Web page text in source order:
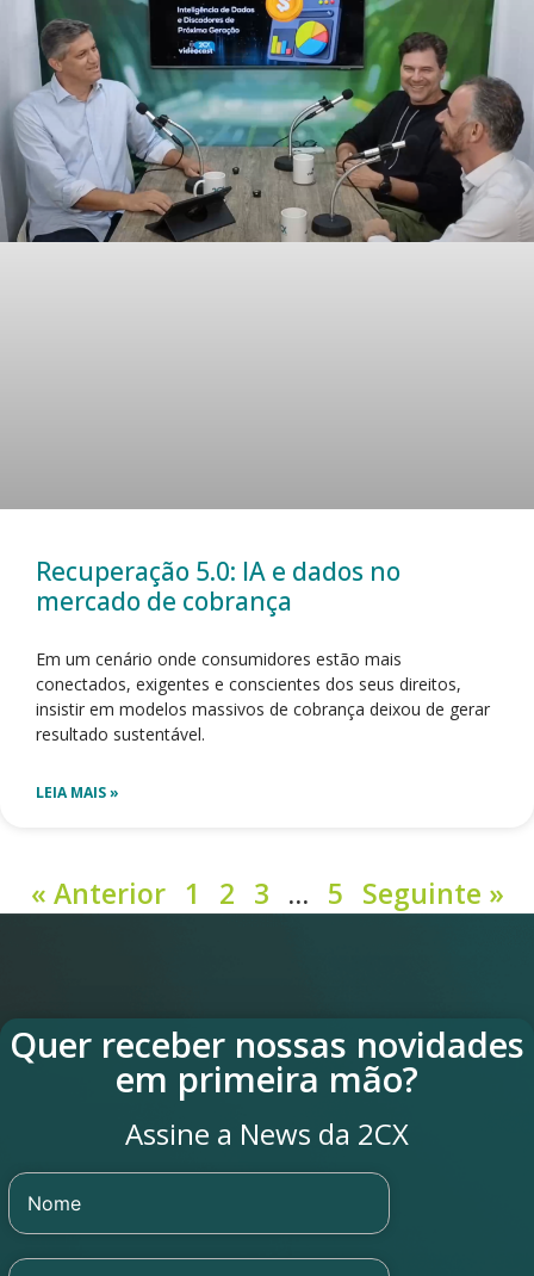
Recuperação 5.0: IA e dados no
mercado de cobrança
Em um cenário onde consumidores estão mais
conectados, exigentes e conscientes dos seus direitos,
insistir em modelos massivos de cobrança deixou de gerar
resultado sustentável.
LEIA MAIS »
« Anterior 1 2 3 … 5 Seguinte »
Quer receber nossas novidades
em primeira mão?
Assine a News da 2CX